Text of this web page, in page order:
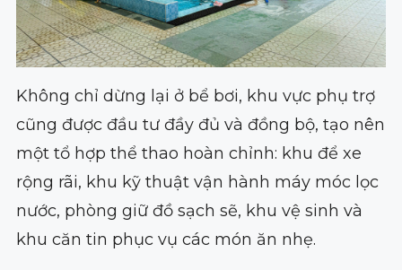
Không chỉ dừng lại ở bể bơi, khu vực phụ trợ
cũng được đầu tư đầy đủ và đồng bộ, tạo nên
một tổ hợp thể thao hoàn chỉnh: khu để xe
rộng rãi, khu kỹ thuật vận hành máy móc lọc
nước, phòng giữ đồ sạch sẽ, khu vệ sinh và
khu căn tin phục vụ các món ăn nhẹ.